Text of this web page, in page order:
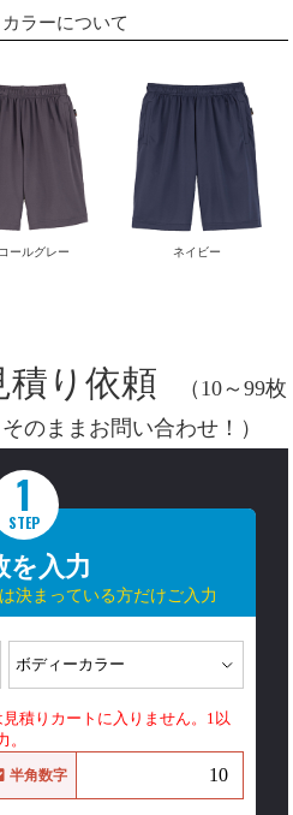
カラーについて
ールグレー ネイビー
積り依頼
（10～99枚
のままお問い合わせ！）
1
STEP
を入力
決まっている方だけご入力
積りカートに入りません。1以
。
半角数字